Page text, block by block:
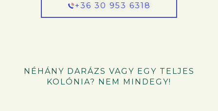
+36 30 953 6318
NÉHÁNY DARÁZS VAGY EGY TELJES
KOLÓNIA? NEM MINDEGY!